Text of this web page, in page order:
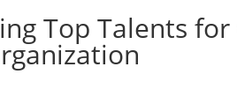
Top Talents